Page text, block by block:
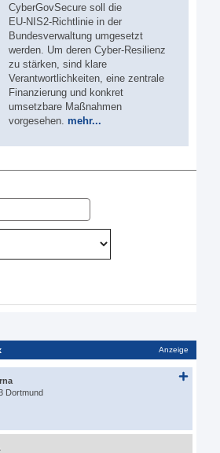
CyberGovSecure soll die
EU‑NIS2‑Richtlinie in der
Bundesverwaltung umgesetzt
werden. Um deren Cyber-Resilienz
zu stärken, sind klare
Verantwortlichkeiten, eine zentrale
Finanzierung und konkret
umsetzbare Maßnahmen
vorgesehen. mehr...
Anzeige
Dortmund